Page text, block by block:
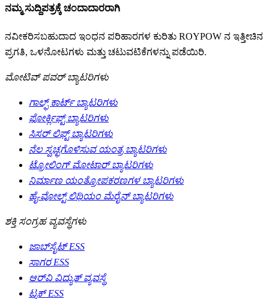
ನಮ್ಮ ಸುದ್ದಿಪತ್ರಕ್ಕೆ ಚಂದಾದಾರರಾಗಿ
ನವೀಕರಿಸಬಹುದಾದ ಇಂಧನ ಪರಿಹಾರಗಳ ಕುರಿತು ROYPOW ನ ಇತ್ತೀಚಿನ
ಪ್ರಗತಿ, ಒಳನೋಟಗಳು ಮತ್ತು ಚಟುವಟಿಕೆಗಳನ್ನು ಪಡೆಯಿರಿ.
ಮೋಟಿವ್ ಪವರ್ ಬ್ಯಾಟರಿಗಳು
ಗಾಲ್ಫ್ ಕಾರ್ಟ್ ಬ್ಯಾಟರಿಗಳು
ಫೋರ್ಕ್ಲಿಫ್ಟ್ ಬ್ಯಾಟರಿಗಳು
ಸಿಸರ್ ಲಿಫ್ಟ್ ಬ್ಯಾಟರಿಗಳು
ನೆಲ ಸ್ವಚ್ಛಗೊಳಿಸುವ ಯಂತ್ರ ಬ್ಯಾಟರಿಗಳು
ಟ್ರೋಲಿಂಗ್ ಮೋಟಾರ್ ಬ್ಯಾಟರಿಗಳು
ನಿರ್ಮಾಣ ಯಂತ್ರೋಪಕರಣಗಳ ಬ್ಯಾಟರಿಗಳು
ಹೈ-ವೋಲ್ಟ್ ಲಿಥಿಯಂ ಮೆರೈನ್ ಬ್ಯಾಟರಿಗಳು
ಶಕ್ತಿ ಸಂಗ್ರಹ ವ್ಯವಸ್ಥೆಗಳು
ಜಾಬ್‌ಸೈಟ್ ESS
ಸಾಗರ ESS
ಆರ್‌ವಿ ವಿದ್ಯುತ್ ವ್ಯವಸ್ಥೆ
ಟ್ರಕ್ ESS